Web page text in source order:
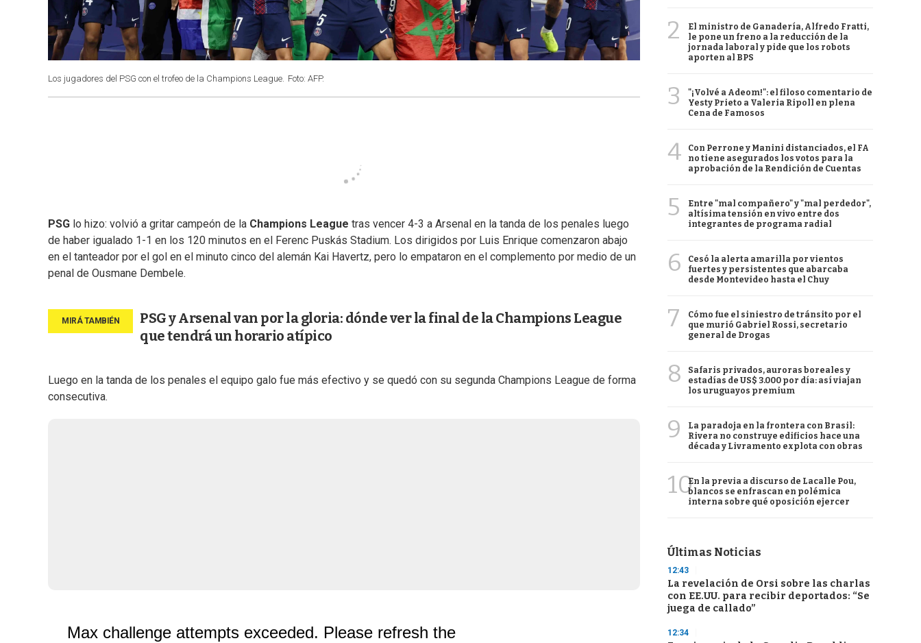
Los jugadores del PSG con el trofeo de la Champions League. Foto: AFP.
PSG lo hizo: volvió a gritar campeón de la Champions League tras vencer 4-3 a Arsenal en la tanda de los penales luego
de haber igualado 1-1 en los 120 minutos en el Ferenc Puskás Stadium. Los dirigidos por Luis Enrique comenzaron abajo
en el tanteador por el gol en el minuto cinco del alemán Kai Havertz, pero lo empataron en el complemento por medio de un
penal de Ousmane Dembele.
PSG y Arsenal van por la gloria: dónde ver la final de la Champions League
que tendrá un horario atípico
Luego en la tanda de los penales el equipo galo fue más efectivo y se quedó con su segunda Champions League de forma
consecutiva.
2
El ministro de Ganadería, Alfredo Fratti,
le pone un freno a la reducción de la
jornada laboral y pide que los robots
aporten al BPS
3
"¡Volvé a Adeom!": el filoso comentario de
Yesty Prieto a Valeria Ripoll en plena
Cena de Famosos
4
Con Perrone y Manini distanciados, el FA
no tiene asegurados los votos para la
aprobación de la Rendición de Cuentas
5
Entre "mal compañero" y "mal perdedor",
altísima tensión en vivo entre dos
integrantes de programa radial
6
Cesó la alerta amarilla por vientos
fuertes y persistentes que abarcaba
desde Montevideo hasta el Chuy
7
Cómo fue el siniestro de tránsito por el
que murió Gabriel Rossi, secretario
general de Drogas
8
Safaris privados, auroras boreales y
estadías de US$ 3.000 por día: así viajan
los uruguayos premium
9
La paradoja en la frontera con Brasil:
Rivera no construye edificios hace una
década y Livramento explota con obras
10En la previa a discurso de Lacalle Pou,
blancos se enfrascan en polémica
interna sobre qué oposición ejercer
Últimas Noticias
12:43
La revelación de Orsi sobre las charlas
con EE.UU. para recibir deportados: “Se
juega de callado”
12:34